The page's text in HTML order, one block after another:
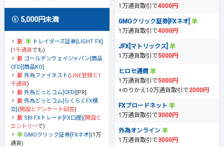
5,000円未満
トレイダーズ証券[LIGHT FX]
(1千通貨でも)
ゴールデンウェイジャパン[商品
CFD][商品KO]
外為ファイネスト(LINE登録と1
千通貨)
外為どっとコム[CFD] [PR]
外為どっとコム[らくらくFX積
立] (開設とアンケート回答)
SBI FXトレード[FX口座] (開設と
エントリーで)
GMOクリック証券[FXネオ] (1万
通貨)
1万通貨取引で4000円
GMOクリック証券[FXネオ]
1万通貨取引で4000円
JFX[マトリックス]
1万通貨取引で5000円
ヒロセ通商
1万通貨取引で5000円
+のりかえ10万通貨取引で2000円
FXブロードネット
1万通貨取引で3000円
外為オンライン
1万通貨取引で3000円